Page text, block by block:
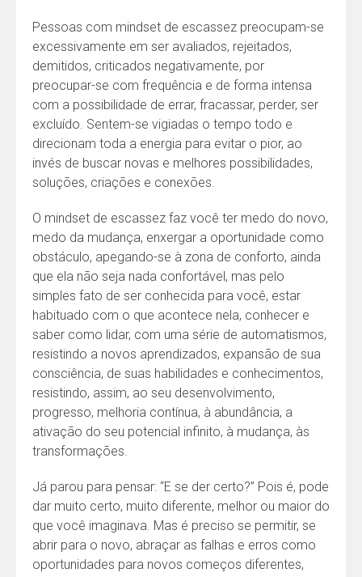
Pessoas com mindset de escassez preocupam-se
excessivamente em ser avaliados, rejeitados,
demitidos, criticados negativamente, por
preocupar-se com frequência e de forma intensa
com a possibilidade de errar, fracassar, perder, ser
excluído. Sentem-se vigiadas o tempo todo e
direcionam toda a energia para evitar o pior, ao
invés de buscar novas e melhores possibilidades,
soluções, criações e conexões.
O mindset de escassez faz você ter medo do novo,
medo da mudança, enxergar a oportunidade como
obstáculo, apegando-se à zona de conforto, ainda
que ela não seja nada confortável, mas pelo
simples fato de ser conhecida para você, estar
habituado com o que acontece nela, conhecer e
saber como lidar, com uma série de automatismos,
resistindo a novos aprendizados, expansão de sua
consciência, de suas habilidades e conhecimentos,
resistindo, assim, ao seu desenvolvimento,
progresso, melhoria contínua, à abundância, a
ativação do seu potencial infinito, à mudança, às
transformações.
Já parou para pensar: “E se der certo?” Pois é, pode
dar muito certo, muito diferente, melhor ou maior do
que você imaginava. Mas é preciso se permitir, se
abrir para o novo, abraçar as falhas e erros como
oportunidades para novos começos diferentes,